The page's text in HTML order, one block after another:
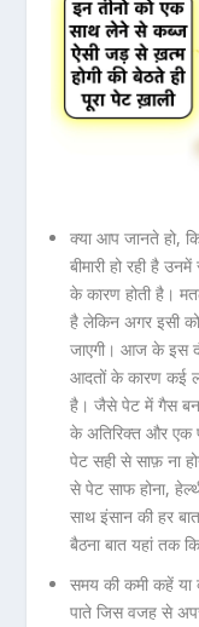
क्या आप जानते हो,
बीमारी हो रही है
के कारण होती है।
है लेकिन अगर इसी
जाएगी। आज के इस
आदतों के कारण कई
है। जैसे पेट में गैस
के अतिरिक्त और एक
पेट सही से साफ़ ना
से पेट साफ होना,
साथ इंसान की हर
बैठना बात यहां तक
समय की कमी कहें या
पाते जिस वजह से